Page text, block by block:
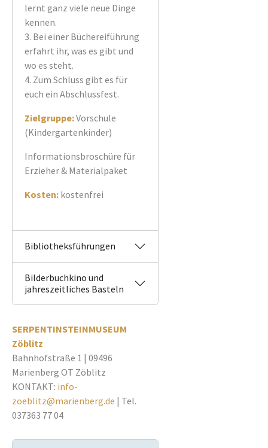
lernt ganz viele neue Dinge
kennen.
3. Bei einer Büchereiführung
erfahrt ihr, was es gibt und
wo es steht.
4. Zum Schluss gibt es für
euch ein Abschlussfest.
Zielgruppe:Vorschule
(Kindergartenkinder)
Informationsbroschüre für
Erzieher & Materialpaket
Kosten: kostenfrei
Bibliotheksführungen
Bilderbuchkino und
jahreszeitliches Basteln
SERPENTINSTEINMUSEUM
Zöblitz
Bahnhofstraße 1 | 09496
Marienberg OT Zöblitz
KONTAKT: info-
zoeblitz@marienberg.de | Tel.
037363 77 04